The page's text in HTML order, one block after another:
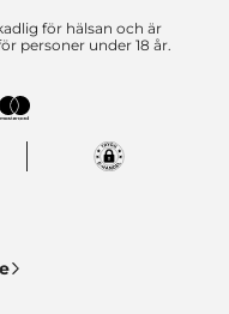
för hälsan och är
personer under 18 år.